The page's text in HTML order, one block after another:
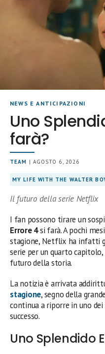
NEWS E ANTICIPAZIONI
Uno
farà?
TEAM | AGOSTO 6, 2026
MY LIFE WITH THE WALTER
Il futuro della serie Netflix
I fan possono tirare un
Errore 4si farà. A pochi
stagione, Netflix ha infatti
serie per un quarto
futuro della storia.
La notizia è arrivata
stagione, segno della
continua a riporre in uno
successo.
Uno Splendido